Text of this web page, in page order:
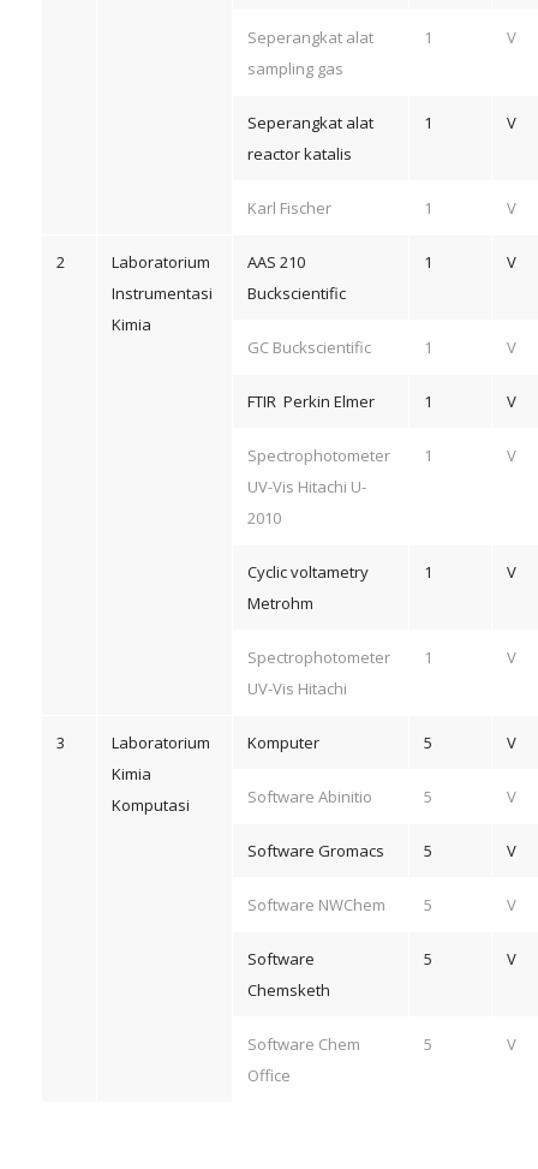
Seperangkat alat
sampling gas
1 V
Seperangkat alat
reactor katalis
1 V
Karl Fischer 1 V
2
Laboratorium
Instrumentasi
Kimia
AAS 210
Buckscientific
1 V
GC Buckscientific 1 V
FTIR Perkin Elmer 1 V
Spectrophotometer
UV-Vis Hitachi U-
2010
1 V
Cyclic voltametry
Metrohm
1 V
Spectrophotometer
UV-Vis Hitachi
1 V
3
Laboratorium
Kimia
Komputasi
Komputer 5 V
Software Abinitio 5 V
Software Gromacs 5 V
Software NWChem 5 V
Software
Chemsketh
5 V
Software Chem
Office
5 V